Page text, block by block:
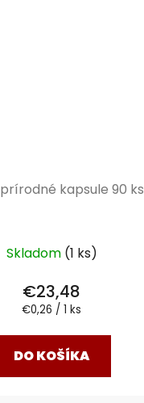
prírodné kapsule 90 ks
Skladom (1 ks)
€23,48
Jednotková
€0,26 / 1 ks
DO KOŠÍKA